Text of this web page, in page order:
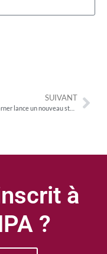
SUIVANT
Time Warner lance un nouveau studio dédié aux contenus OTT
à
?